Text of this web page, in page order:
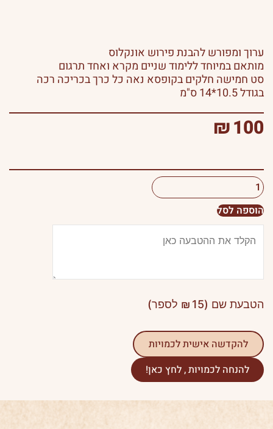
ערוך ומפורש להבנת פירוש אונקלוס
מותאם במיוחד ללימוד שניים מקרא ואחד תרגום
סט חמישה חלקים בקופסא נאה כל כרך בכריכה רכה
בגודל 10.5*14 ס"מ
₪100
הטבעת שם ( ₪ 15 לספר)
כמות
של
חומש
אורך
הוספה לסל
להקדשה אישית לכמויות
להנחה לכמויות , לחץ כאן!